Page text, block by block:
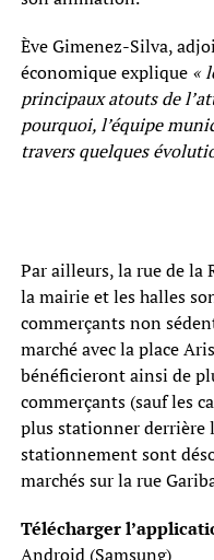
Ève Gimenez-Silva,
économique explique «
principaux atouts de
pourquoi, l’équipe
travers quelques
Par ailleurs, la rue de la
la mairie et les halles
commerçants non
marché avec la place
bénéficieront ainsi de
commerçants (sauf les
plus stationner derrière
stationnement sont
marchés sur la rue
Télécharger
Android (Samsung)